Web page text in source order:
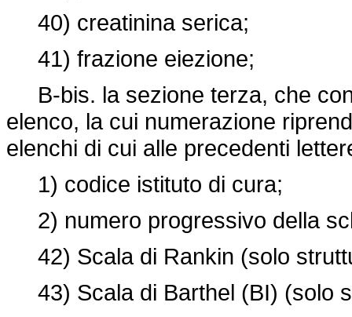
40) creatinina serica;
41) frazione eiezione;
B-bis. la sezione terza, che
elenco, la cui numerazione
elenchi di cui alle precedenti
1) codice istituto di cura;
2) numero progressivo della
42) Scala di Rankin (solo
43) Scala di Barthel (BI) (solo